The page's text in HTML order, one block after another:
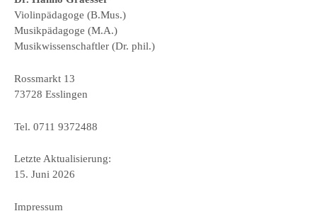
Violinpädagoge (B.Mus.)
Musikpädagoge (M.A.)
Musikwissenschaftler (Dr. phil.)
Rossmarkt 13
73728 Esslingen
Tel. 0711 9372488
Letzte Aktualisierung:
15. Juni 2026
Impressum